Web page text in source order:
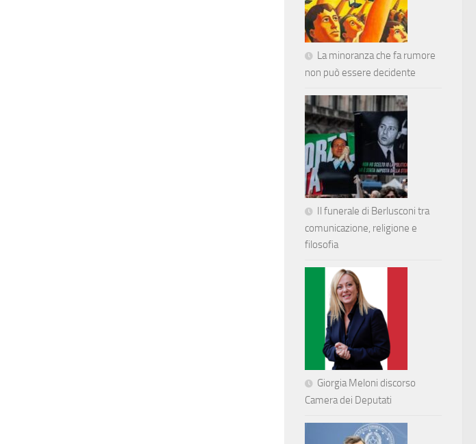
La minoranza che fa rumore
non può essere decidente
Il funerale di Berlusconi tra
comunicazione, religione e
filosofia
Giorgia Meloni discorso
Camera dei Deputati